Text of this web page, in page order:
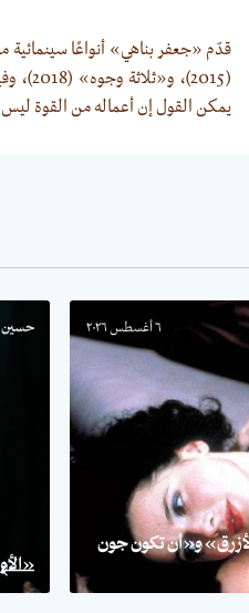
يمكن القول إن أعماله من القوة ليس
٦ أغسطس ٢٠٢٦
و«أن تكون جون
حسين